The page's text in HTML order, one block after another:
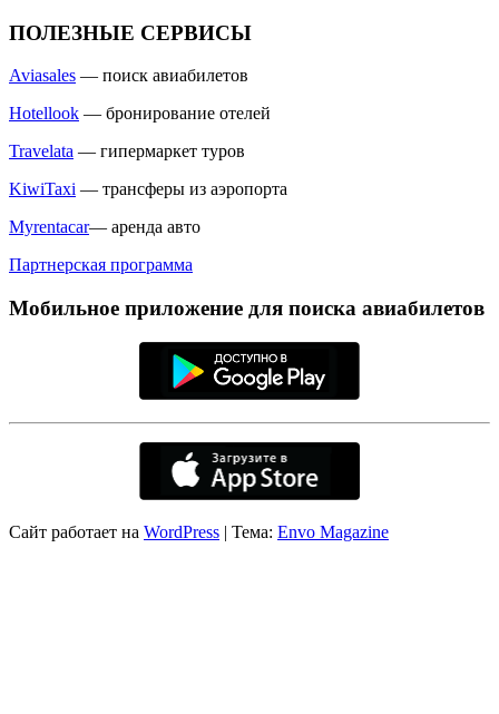
ПОЛЕЗНЫЕ СЕРВИСЫ
Aviasales — поиск авиабилетов
Hotellook — бронирование отелей
Travelata — гипермаркет туров
KiwiTaxi — трансферы из аэропорта
Myrentacar— аренда авто
Партнерская программа
Мобильное приложение для поиска авиабилетов
Сайт работает на WordPress | Тема: Envo Magazine